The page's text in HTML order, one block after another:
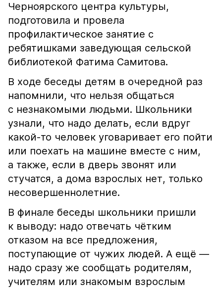
Черноярского центра культуры,
подготовила и провела
профилактическое занятие с
ребятишками заведующая сельской
библиотекой Фатима Самитова.
В ходе беседы детям в очередной раз
напомнили, что нельзя общаться
с незнакомыми людьми. Школьники
узнали, что надо делать, если вдруг
какой-то человек уговаривает его пойти
или поехать на машине вместе с ним,
а также, если в дверь звонят или
стучатся, а дома взрослых нет, только
несовершеннолетние.
В финале беседы школьники пришли
к выводу: надо отвечать чётким
отказом на все предложения,
поступающие от чужих людей. А ещё —
надо сразу же сообщать родителям,
учителям или знакомым взрослым